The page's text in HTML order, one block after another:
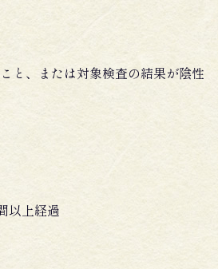
と、または対象検査の結果が陰性
以上経過